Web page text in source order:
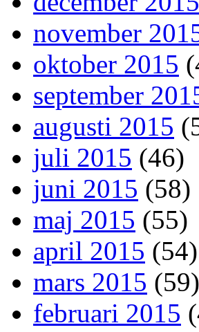
november
oktober 2015
september
augusti 2015
juli 2015 (46)
juni 2015 (58)
maj 2015 (55)
april 2015 (54)
mars 2015 (59)
februari 2015